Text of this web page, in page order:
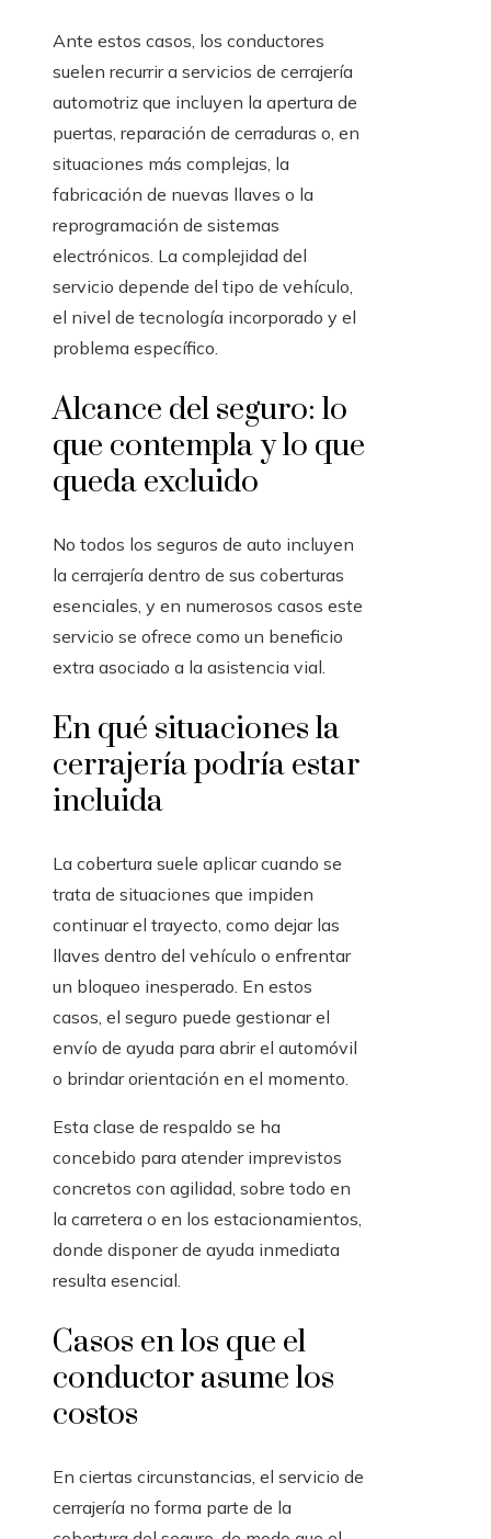
Ante estos casos, los conductores
suelen recurrir a servicios de cerrajería
automotriz que incluyen la apertura de
puertas, reparación de cerraduras o, en
situaciones más complejas, la
fabricación de nuevas llaves o la
reprogramación de sistemas
electrónicos. La complejidad del
servicio depende del tipo de vehículo,
el nivel de tecnología incorporado y el
problema específico.
Alcance del seguro: lo
que contempla y lo que
queda excluido
No todos los seguros de auto incluyen
la cerrajería dentro de sus coberturas
esenciales, y en numerosos casos este
servicio se ofrece como un beneficio
extra asociado a la asistencia vial.
En qué situaciones la
cerrajería podría estar
incluida
La cobertura suele aplicar cuando se
trata de situaciones que impiden
continuar el trayecto, como dejar las
llaves dentro del vehículo o enfrentar
un bloqueo inesperado. En estos
casos, el seguro puede gestionar el
envío de ayuda para abrir el automóvil
o brindar orientación en el momento.
Esta clase de respaldo se ha
concebido para atender imprevistos
concretos con agilidad, sobre todo en
la carretera o en los estacionamientos,
donde disponer de ayuda inmediata
resulta esencial.
Casos en los que el
conductor asume los
costos
En ciertas circunstancias, el servicio de
cerrajería no forma parte de la